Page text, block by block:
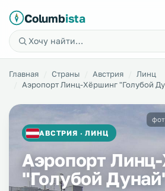
Columbista
Главная Страны Австрия
Линц
Аэропорт Линц-Хёршинг "Голубой
АВСТРИЯ · ЛИНЦ
Аэропорт
"Голубой